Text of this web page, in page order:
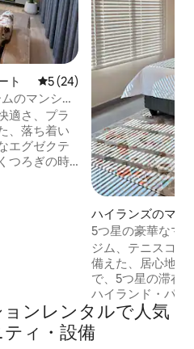
ト レビュー24件、5つ星中5つ
5 (24)
のマンショ
ビング | ボ
適さ、プラ
、落ち着い
エグゼクテ
つろぎの時
ビジネ
最適です。
ハイランズのマン
ト
5つ星の豪華なマ
べてに近い。
ジム、テニスコー
備えた、居心地の
で、5つ星の滞在
ハイランド・パー
ョッピングモール
やスーパーまで徒
ズ・マーケットま
ンレンタルで人気
ィ・設備